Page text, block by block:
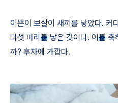
이쁜이 보살이 새끼를 낳았다. 커
다섯 마리를 낳은 것이다. 이를
까? 후자에 가깝다.